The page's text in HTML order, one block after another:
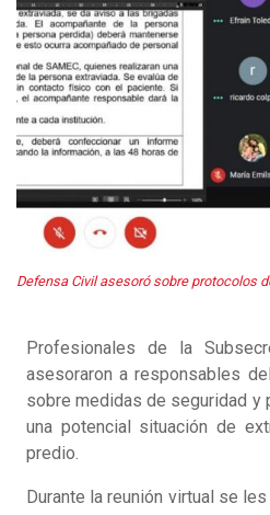
Defensa Civil asesoró sobre protocolos
Profesionales de la
asesoraron a responsables
sobre medidas de seguridad y
una potencial situación de
predio.
Durante la reunión virtual se